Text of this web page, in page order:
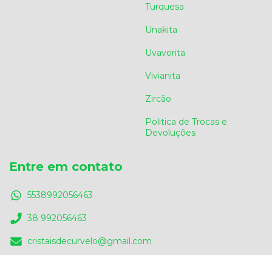
Turquesa
Unakita
Uvavorita
Vivianita
Zircão
Politica de Trocas e
Devoluções
Entre em contato
5538992056463
38 992056463
cristaisdecurvelo@gmail.com